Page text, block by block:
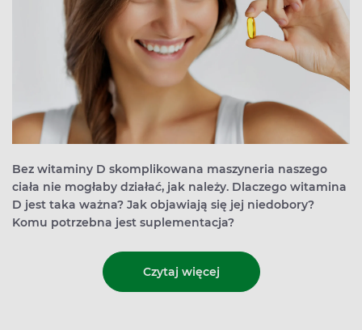
Bez witaminy D skomplikowana maszyneria naszego
ciała nie mogłaby działać, jak należy. Dlaczego witamina
D jest taka ważna? Jak objawiają się jej niedobory?
Komu potrzebna jest suplementacja?
Czytaj więcej